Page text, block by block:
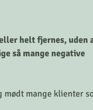
helt fjernes, uden
så mange negative
mødt mange klienter